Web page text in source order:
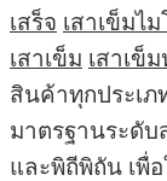
เสร็จ เสาเข็มไ
เสาเข็ม เสาเข็
สินค้าทุกประเ
มาตรฐานระดั
และพิถีพิถัน เพื่